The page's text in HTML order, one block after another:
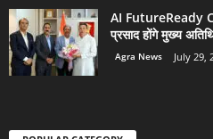
AI FutureReady
प्रसाद होंगे मुख्य
Agra News July 29,